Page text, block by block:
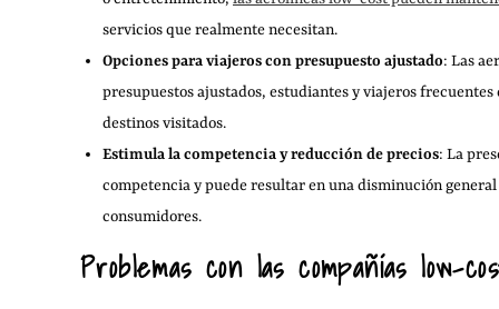
servicios que realmente necesitan.
Opciones para viajeros con presupuesto ajustado: Las
presupuestos ajustados, estudiantes y viajeros
destinos visitados.
Estimula la competencia y reducción de precios: La
competencia y puede resultar en una disminución
consumidores.
Problemas con las compañías low-